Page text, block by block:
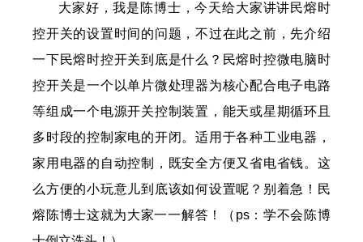
大家好，我是陈博士，今天给大家讲讲民熔时
控开关的设置时间的问题，不过在此之前，先介绍
一下民熔时控开关到底是什么？民熔时控微电脑时
控开关是一个以单片微处理器为核心配合电子电路
等组成一个电源开关控制装置，能天或星期循环且
多时段的控制家电的开闭。适用于各种工业电器，
家用电器的自动控制，既安全方便又省电省钱。这
么方便的小玩意儿到底该如何设置呢？别着急！民
熔陈博士这就为大家一一解答！（ps：学不会陈博